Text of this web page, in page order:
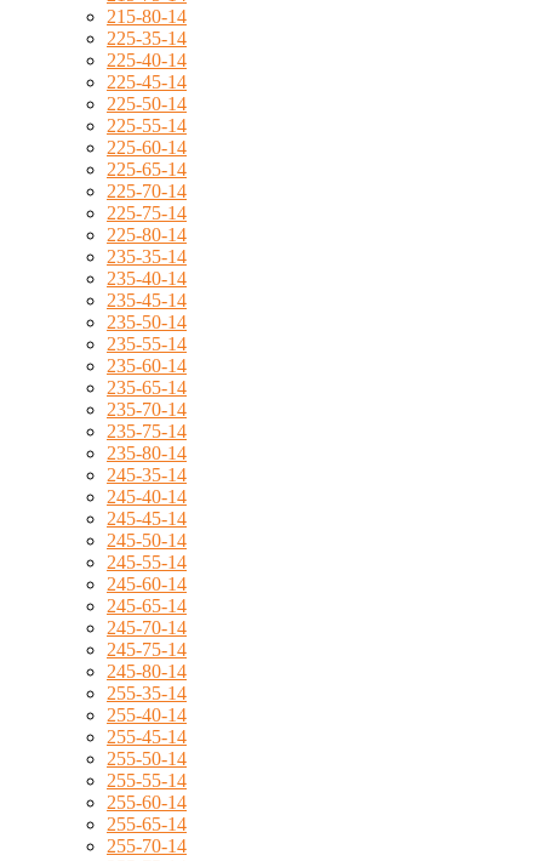
215-80-14
225-35-14
225-40-14
225-45-14
225-50-14
225-55-14
225-60-14
225-65-14
225-70-14
225-75-14
225-80-14
235-35-14
235-40-14
235-45-14
235-50-14
235-55-14
235-60-14
235-65-14
235-70-14
235-75-14
235-80-14
245-35-14
245-40-14
245-45-14
245-50-14
245-55-14
245-60-14
245-65-14
245-70-14
245-75-14
245-80-14
255-35-14
255-40-14
255-45-14
255-50-14
255-55-14
255-60-14
255-65-14
255-70-14